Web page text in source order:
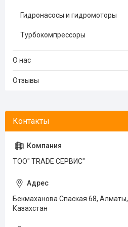
Гидронасосы и гидромоторы
Турбокомпрессоры
О нас
Отзывы
ТОО" TRADE СЕРВИС"
Бекмаханова Спаская 68, Алматы,
Казахстан